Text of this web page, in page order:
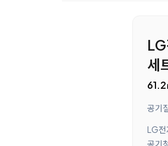
세
61.2
공기
LG전
공기